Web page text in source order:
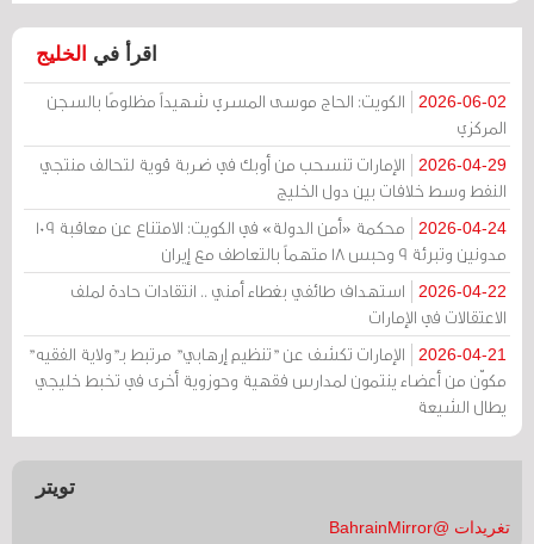
اقرأ في الخليج
2026-06-02
الكويت: الحاج موسى المسري شهيداً مظلومًا بالسجن
المركزي
2026-04-29
الإمارات تنسحب من أوبك في ضربة قوية لتحالف منتجي
النفط وسط خلافات بين دول الخليج
2026-04-24
محكمة «أمن الدولة» في الكويت: الامتناع عن معاقبة 109
مدونين وتبرئة 9 وحبس 18 متهماً بالتعاطف مع إيران
2026-04-22
استهداف طائفي بغطاء أمني .. انتقادات حادة لملف
الاعتقالات في الإمارات
2026-04-21
الإمارات تكشف عن "تنظيم إرهابي" مرتبط بـ"ولاية الفقيه"
مكوّن من أعضاء ينتمون لمدارس فقهية وحوزوية أخرى في تخبط خليجي
يطال الشيعة
تويتر
تغريدات @BahrainMirror